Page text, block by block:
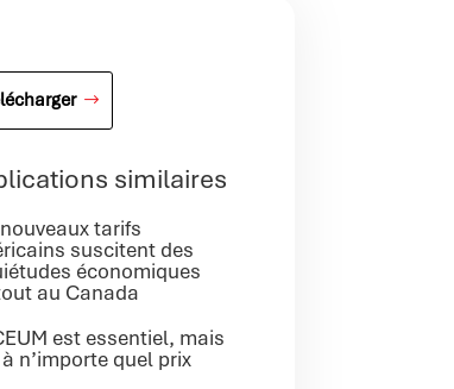
similaires
tarifs
suscitent des
économiques
au Canada
est essentiel, mais
n’importe quel prix